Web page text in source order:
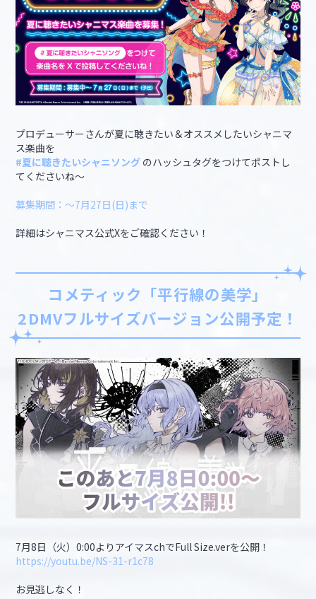
プロデューサーさんが夏に聴きたい＆オススメしたいシャニマ
ス楽曲を
#夏に聴きたいシャニソング のハッシュタグをつけてポストし
てくださいね～
募集期間：～7月27日(日)まで
詳細はシャニマス公式Xをご確認ください！
コメティック「平行線の美学」
2DMVフルサイズバージョン公開予定！
7月8日（火）0:00よりアイマスchでFull Size.verを公開！
https://youtu.be/NS-31-r1c78
お見逃しなく！